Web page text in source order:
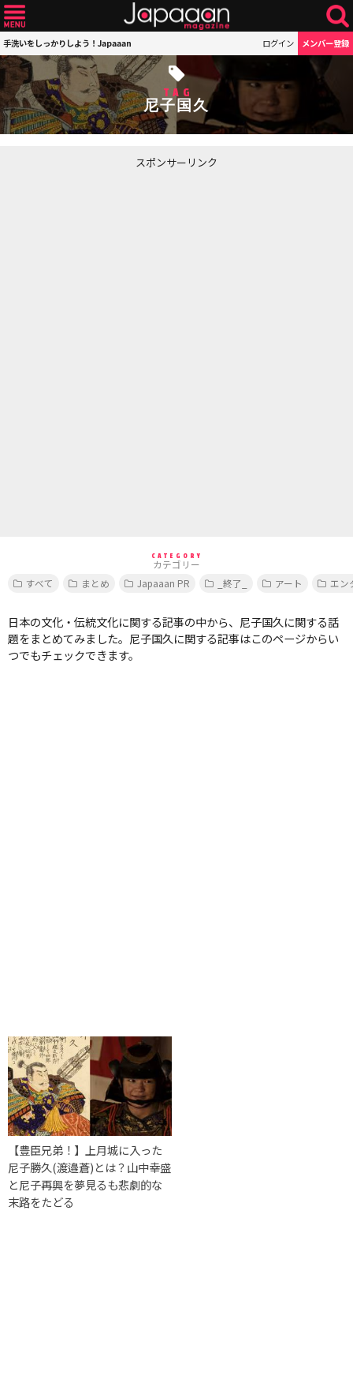
手洗いをしっかりしよう！Japaaan ログイン メンバー登録
TAG
尼子国久
スポンサーリンク
CATEGORY
カテゴリー
すべて
まとめ Japaaan PR _終了_ アート エン
日本の文化・伝統文化に関する記事の中から、尼子国久に関する話
題をまとめてみました。尼子国久に関する記事はこのページからい
つでもチェックできます。
【豊臣兄弟！】上月城に入った
尼子勝久(渡邉蒼)とは？山中幸盛
と尼子再興を夢見るも悲劇的な
末路をたどる